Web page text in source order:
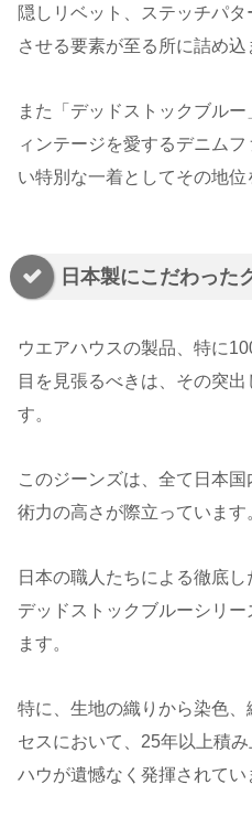
隠しリベット、ステッチパ
させる要素が至る所に詰め込
また「デッドストックブル
ィンテージを愛するデニム
い特別な一着としてその地位
日本製にこだわった
ウエアハウスの製品、特に
目を見張るべきは、その突
す。
このジーンズは、全て日本
術力の高さが際立っています
日本の職人たちによる徹底
デッドストックブルーシリ
ます。
特に、生地の織りから染色
セスにおいて、25年以上積
ハウが遺憾なく発揮されてい